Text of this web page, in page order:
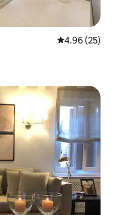
คะแนนเฉลี่ย
4.96 (25)